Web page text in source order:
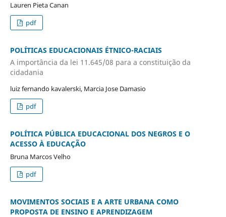
Lauren Pieta Canan
pdf
POLÍTICAS EDUCACIONAIS ÉTNICO-RACIAIS
A importância da lei 11.645/08 para a constituição da
cidadania
luiz fernando kavalerski, Marcia Jose Damasio
pdf
POLÍTICA PÚBLICA EDUCACIONAL DOS NEGROS E O
ACESSO À EDUCAÇÃO
Bruna Marcos Velho
pdf
MOVIMENTOS SOCIAIS E A ARTE URBANA COMO
PROPOSTA DE ENSINO E APRENDIZAGEM